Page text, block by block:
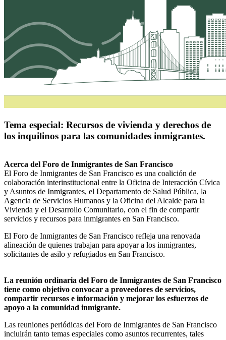
Tema especial: Recursos de vivienda y derechos de
los inquilinos para las comunidades inmigrantes.
Acerca del Foro de Inmigrantes de San Francisco
El Foro de Inmigrantes de San Francisco es una coalición de
colaboración interinstitucional entre la Oficina de Interacción Cívica
y Asuntos de Inmigrantes, el Departamento de Salud Pública, la
Agencia de Servicios Humanos y la Oficina del Alcalde para la
Vivienda y el Desarrollo Comunitario, con el fin de compartir
servicios y recursos para inmigrantes en San Francisco.
El Foro de Inmigrantes de San Francisco refleja una renovada
alineación de quienes trabajan para apoyar a los inmigrantes,
solicitantes de asilo y refugiados en San Francisco.
La reunión ordinaria del Foro de Inmigrantes de San Francisco
tiene como objetivo convocar a proveedores de servicios,
compartir recursos e información y mejorar los esfuerzos de
apoyo a la comunidad inmigrante.
Las reuniones periódicas del Foro de Inmigrantes de San Francisco
incluirán tanto temas especiales como asuntos recurrentes, tales